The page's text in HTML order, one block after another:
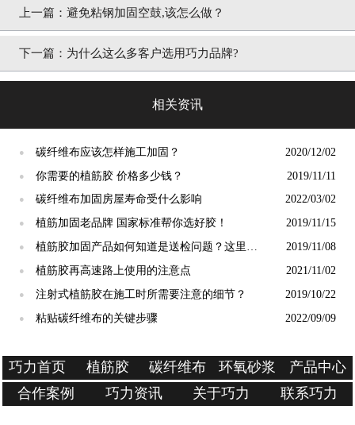
上一篇： 避免粘钢加固空鼓,该怎么做？
下一篇： 为什么这么多客户选用巧力品牌?
相关资讯
● 碳纤维布应该怎样施工加固？ 2020/12/02
● 你需要的植筋胶 价格多少钱？ 2019/11/11
● 碳纤维布加固房屋寿命受什么影响 2022/03/02
● 植筋加固老品牌 国家标准帮你选好胶！ 2019/11/15
●
植筋胶加固产品如何知道是送检问题？这里有
你要的内容
2019/11/08
● 植筋胶再高速路上使用的注意点 2021/11/02
● 注射式植筋胶在施工时所需要注意的细节？ 2019/10/22
● 粘贴碳纤维布的关键步骤 2022/09/09
巧力首页 植筋胶 碳纤维布 环氧砂浆
产品中心
合作案例
巧力资讯 关于巧力 联系巧力